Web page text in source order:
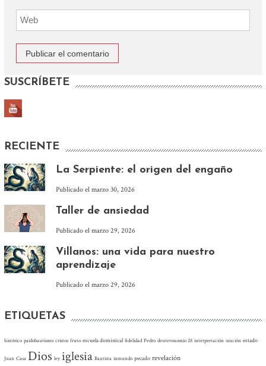
SUSCRÍBETE
RECIENTE
La Serpiente: el origen del engaño
Publicado el marzo 30, 2026
Taller de ansiedad
Publicado el marzo 29, 2026
Villanos: una vida para nuestro
aprendizaje
Publicado el marzo 29, 2026
ETIQUETAS
histórico paidobautismo cristos fruto escuela dominical fidelidad Pedro deuteronomio 28 interpretación oración estado
Juan Casa Dios ley iglesia Bautista inmundo pecado revelación